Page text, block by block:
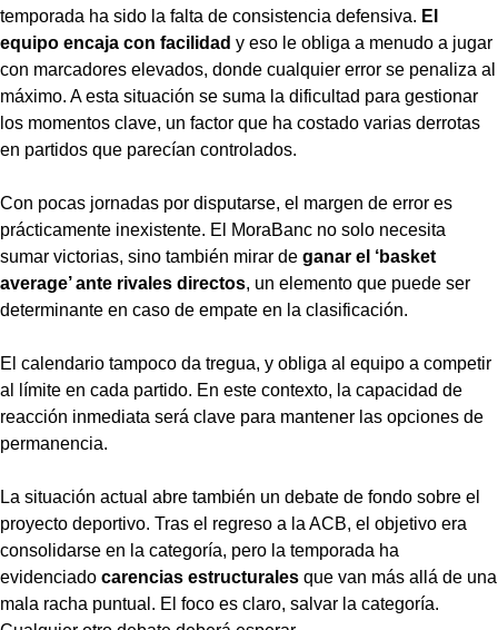
temporada ha sido la falta de consistencia defensiva. El
equipo encaja con facilidad y eso le obliga a menudo a jugar
con marcadores elevados, donde cualquier error se penaliza al
máximo. A esta situación se suma la dificultad para gestionar
los momentos clave, un factor que ha costado varias derrotas
en partidos que parecían controlados.
Con pocas jornadas por disputarse, el margen de error es
prácticamente inexistente. El MoraBanc no solo necesita
sumar victorias, sino también mirar de ganar el ‘basket
average’ ante rivales directos, un elemento que puede ser
determinante en caso de empate en la clasificación.
El calendario tampoco da tregua, y obliga al equipo a competir
al límite en cada partido. En este contexto, la capacidad de
reacción inmediata será clave para mantener las opciones de
permanencia.
La situación actual abre también un debate de fondo sobre el
proyecto deportivo. Tras el regreso a la ACB, el objetivo era
consolidarse en la categoría, pero la temporada ha
evidenciado carencias estructurales que van más allá de una
mala racha puntual. El foco es claro, salvar la categoría.